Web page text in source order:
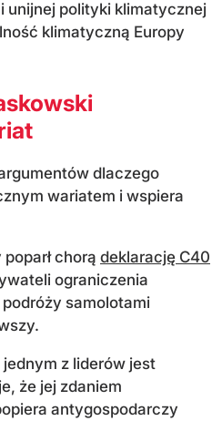
unijnej polityki klimatycznej
klimatyczną Europy
dlaczego
wariatem i wspiera
chorą deklarację C40
ograniczenia
samolotami
z liderów jest
że jej zdaniem
antygospodarczy